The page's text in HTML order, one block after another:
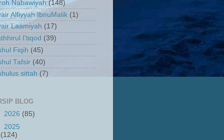
Nabawiyah (148)
Alfiyyah IbnuMalik (1)
Laamiyah (17)
I'tiqod (39)
Fiqih (45)
Tafsir (40)
sittah (7)
BLOG
2026 (85)
2025
(124)